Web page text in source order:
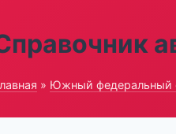
» Южный федеральный